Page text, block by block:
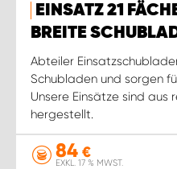
EINSATZ 21
BREITE
Abteiler
Schubladen und sorgen
Unsere Einsätze sind
hergestellt.
84 €
EXKL. 17 % MWST.